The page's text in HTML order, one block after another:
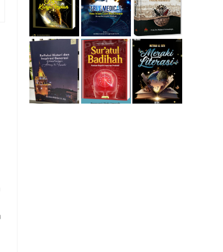
Generasi di Masa
Pandemi
“Achieving the
Impossible”
Panduan Berpikir
Cepat dan
Produktif
Rempaka
Literasiku